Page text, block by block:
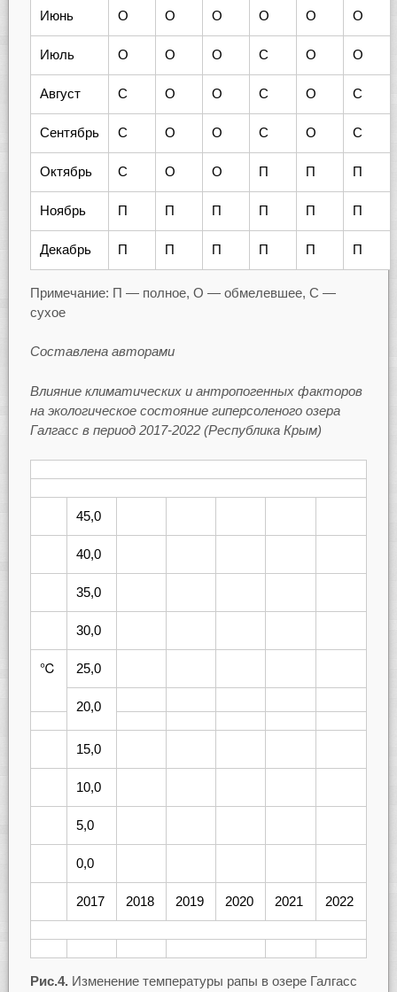
Июнь О О О О О О
Июль О О О С О О
Август С О О С О С
Сентябрь С О О С О С
Октябрь С О О П П П
Ноябрь П П П П П П
Декабрь П П П П П П
Примечание: П — полное, О — обмелевшее, С —
сухое
Составлена авторами
Влияние климатических и антропогенных факторов
на экологическое состояние гиперсоленого озера
Галгасс в период 2017-2022 (Республика Крым)
45,0
40,0
35,0
30,0
℃ 25,0
20,0
15,0
10,0
5,0
0,0
2017 2018 2019 2020 2021 2022
Рис.4.Изменение температуры рапы в озере Галгасс